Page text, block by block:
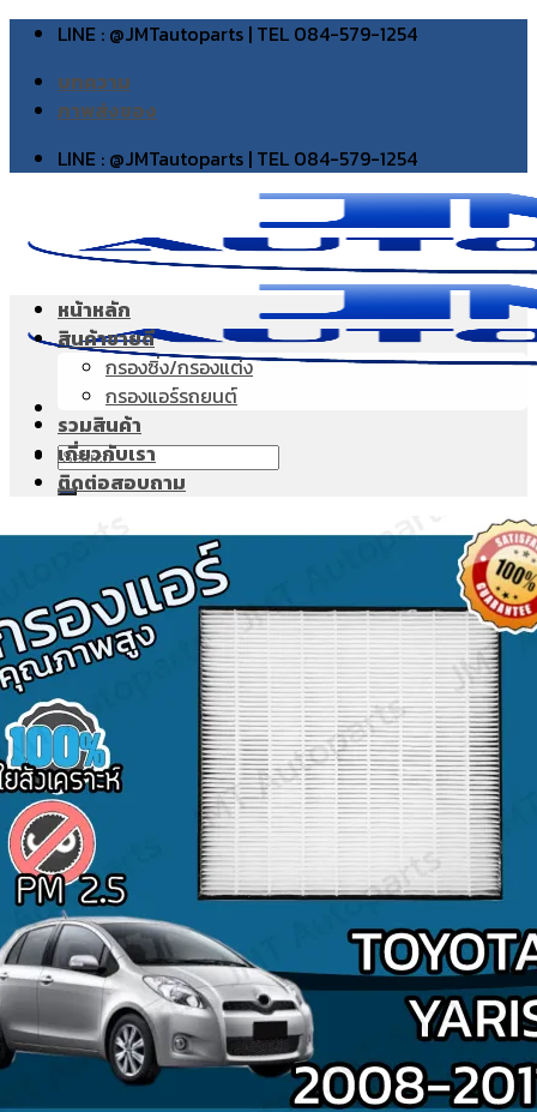
Skip
content
LINE : @JMTautoparts | TEL 084-579-1254
บทความ
ภาพส่งของ
LINE : @JMTautoparts | TEL 084-579-1254
Search
for:
Search
for:
หน้าหลัก
สินค้าขายดี
กรองซิ่ง/กรองแต่ง
กรองแอร์รถยนต์
รวมสินค้า
เกี่ยวกับเรา
ติดต่อสอบถาม